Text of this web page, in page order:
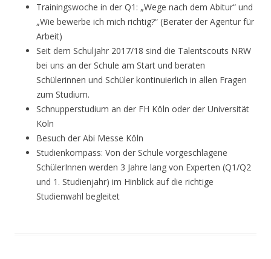
Trainingswoche in der Q1: „Wege nach dem Abitur“ und
„Wie bewerbe ich mich richtig?“ (Berater der Agentur für
Arbeit)
Seit dem Schuljahr 2017/18 sind die Talentscouts NRW
bei uns an der Schule am Start und beraten
Schülerinnen und Schüler kontinuierlich in allen Fragen
zum Studium.
Schnupperstudium an der FH Köln oder der Universität
Köln
Besuch der Abi Messe Köln
Studienkompass: Von der Schule vorgeschlagene
SchülerInnen werden 3 Jahre lang von Experten (Q1/Q2
und 1. Studienjahr) im Hinblick auf die richtige
Studienwahl begleitet